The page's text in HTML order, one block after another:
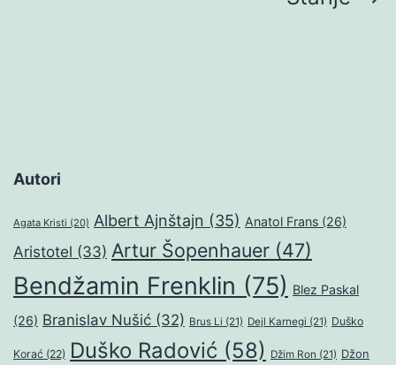
Autori
Agata Kristi (20) Albert Ajnštajn (35) Anatol Frans (26)
Aristotel (33) Artur Šopenhauer (47)
Bendžamin Frenklin (75) Blez Paskal
(26) Branislav Nušić (32) Brus Li (21) Dejl Karnegi (21) Duško
Korać (22) Duško Radović (58) Džim Ron (21) Džon